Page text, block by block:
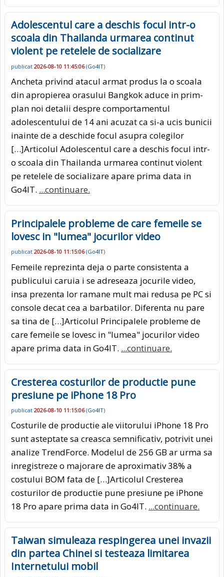
Adolescentul care a deschis focul intr-o
scoala din Thailanda urmarea continut
violent pe retelele de socializare
publicat 2026-08-10 11:45:06(Go4IT)
Ancheta privind atacul armat produs la o scoala
din apropierea orasului Bangkok aduce in prim-
plan noi detalii despre comportamentul
adolescentului de 14 ani acuzat ca si-a ucis bunicii
inainte de a deschide focul asupra colegilor
[…]Articolul Adolescentul care a deschis focul intr-
o scoala din Thailanda urmarea continut violent
pe retelele de socializare apare prima data in
Go4IT. ...continuare.
Principalele probleme de care femeile se
lovesc in "lumea" jocurilor video
publicat 2026-08-10 11:15:06(Go4IT)
Femeile reprezinta deja o parte consistenta a
publicului caruia i se adreseaza jocurile video,
insa prezenta lor ramane mult mai redusa pe PC si
console decat cea a barbatilor. Diferenta nu pare
sa tina de […]Articolul Principalele probleme de
care femeile se lovesc in "lumea" jocurilor video
apare prima data in Go4IT. ...continuare.
Cresterea costurilor de productie pune
presiune pe iPhone 18 Pro
publicat 2026-08-10 11:15:06(Go4IT)
Costurile de productie ale viitorului iPhone 18 Pro
sunt asteptate sa creasca semnificativ, potrivit unei
analize TrendForce. Modelul de 256 GB ar urma sa
inregistreze o majorare de aproximativ 38% a
costului BOM fata de […]Articolul Cresterea
costurilor de productie pune presiune pe iPhone
18 Pro apare prima data in Go4IT. ...continuare.
Taiwan simuleaza respingerea unei invazii
din partea Chinei si testeaza limitarea
Internetului mobil